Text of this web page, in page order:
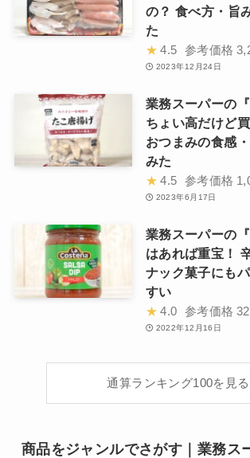
の？ 食べ方・旨
た
★ 4.5 参考価格
2023年12月24日
業務スーパーの
ちょい高だけど
おつまみの食感
みた
★ 4.5 参考価格
2023年6月17日
業務スーパーの
はあれば重宝！
ナック菓子にも
すい
★ 4.0 参考価格
2022年12月16日
通算ランキング100を見る
商品をジャンルでさがす｜業務ス